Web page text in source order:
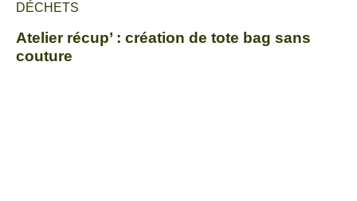
DÉCHETS
Atelier récup’ : création de tote bag sans
couture